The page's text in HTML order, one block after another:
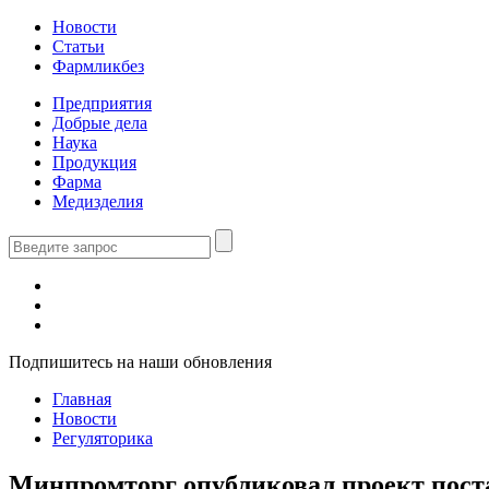
Новости
Статьи
Фармликбез
Предприятия
Добрые дела
Наука
Продукция
Фарма
Медизделия
Подпишитесь на наши обновления
Главная
Новости
Регуляторика